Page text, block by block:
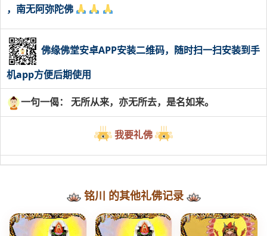
，南无阿弥陀佛
佛缘佛堂安卓APP安装二维码，随时扫一扫安装到手
机app方便后期使用
一句一偈： 无所从来，亦无所去，是名如来。
我要礼佛
铭川 的其他礼佛记录